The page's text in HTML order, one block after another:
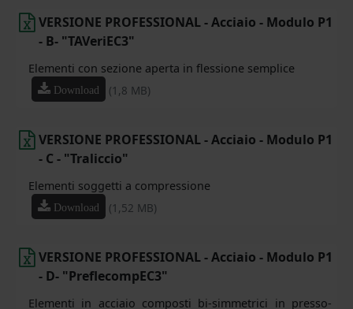
VERSIONE PROFESSIONAL - Acciaio - Modulo P1
- B- "TAVeriEC3"
Elementi con sezione aperta in flessione semplice
Download (1,8 MB)
VERSIONE PROFESSIONAL - Acciaio - Modulo P1
- C - "Traliccio"
Elementi soggetti a compressione
Download (1,52 MB)
VERSIONE PROFESSIONAL - Acciaio - Modulo P1
- D- "PreflecompEC3"
Elementi in acciaio composti bi-simmetrici in presso-